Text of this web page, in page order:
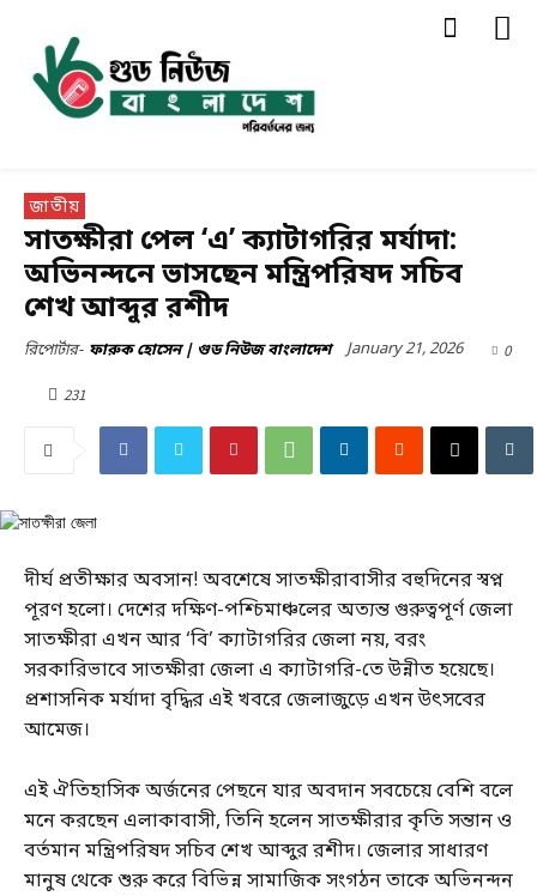
জাতীয়
সাতক্ষীরা পেল ‘এ’ ক্যাটাগরির মর্যাদা:
অভিনন্দনে ভাসছেন মন্ত্রিপরিষদ সচিব
শেখ আব্দুর রশীদ
রিপোর্টার- ফারুক হোসেন | গুড নিউজ বাংলাদেশ January 21, 2026 0
231
দীর্ঘ প্রতীক্ষার অবসান! অবশেষে সাতক্ষীরাবাসীর বহুদিনের স্বপ্ন
পূরণ হলো। দেশের দক্ষিণ-পশ্চিমাঞ্চলের অত্যন্ত গুরুত্বপূর্ণ জেলা
সাতক্ষীরা এখন আর ‘বি’ ক্যাটাগরির জেলা নয়, বরং
সরকারিভাবে সাতক্ষীরা জেলা এ ক্যাটাগরি-তে উন্নীত হয়েছে।
প্রশাসনিক মর্যাদা বৃদ্ধির এই খবরে জেলাজুড়ে এখন উৎসবের
আমেজ।
এই ঐতিহাসিক অর্জনের পেছনে যার অবদান সবচেয়ে বেশি বলে
মনে করছেন এলাকাবাসী, তিনি হলেন সাতক্ষীরার কৃতি সন্তান ও
বর্তমান মন্ত্রিপরিষদ সচিব শেখ আব্দুর রশীদ। জেলার সাধারণ
মানুষ থেকে শুরু করে বিভিন্ন সামাজিক সংগঠন তাকে অভিনন্দন